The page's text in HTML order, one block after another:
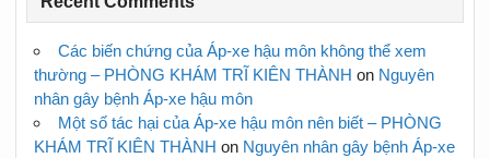
Các biến chứng của Áp-xe hậu môn không thể xem
thường – PHÒNG KHÁM TRĨ KIÊN THÀNH on Nguyên
nhân gây bệnh Áp-xe hậu môn
Một số tác hại của Áp-xe hậu môn nên biết – PHÒNG
KHÁM TRĨ KIÊN THÀNH on Nguyên nhân gây bệnh Áp-xe